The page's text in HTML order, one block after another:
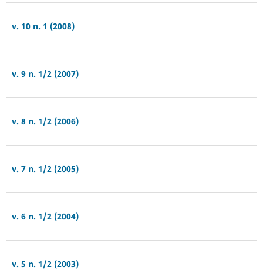
v. 10 n. 1 (2008)
v. 9 n. 1/2 (2007)
v. 8 n. 1/2 (2006)
v. 7 n. 1/2 (2005)
v. 6 n. 1/2 (2004)
v. 5 n. 1/2 (2003)